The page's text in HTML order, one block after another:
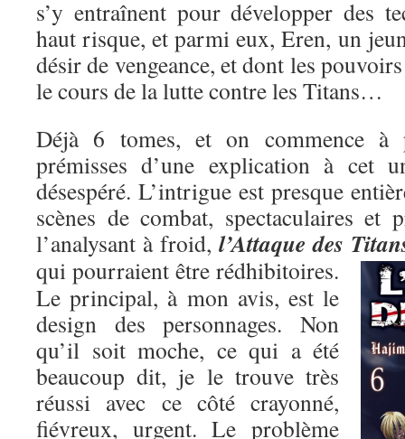
s’y entraînent pour développer des
haut risque, et parmi eux, Eren, un
désir de vengeance, et dont les
le cours de la lutte contre les Titans…
Déjà 6 tomes, et on commence à
prémisses d’une explication à cet
désespéré. L’intrigue est presque
scènes de combat, spectaculaires et
l’analysant à froid, l’Attaque des
qui pourraient être rédhibitoires.
Le principal, à mon avis, est le
design des personnages. Non
qu’il soit moche, ce qui a été
beaucoup dit, je le trouve très
réussi avec ce côté crayonné,
fiévreux, urgent. Le problème